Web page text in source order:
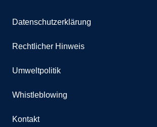
Datenschutzerklärung
Rechtlicher Hinweis
Umweltpolitik
Whistleblowing
Kontakt